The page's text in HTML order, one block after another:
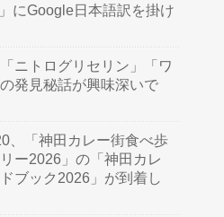
にGoogle日本語訳を掛け
ニトログリセリン」「ワ
発見秘話が興味深いで
、「神田カレー街食べ歩
ー2026」の「神田カレ
ブック2026」が到着し